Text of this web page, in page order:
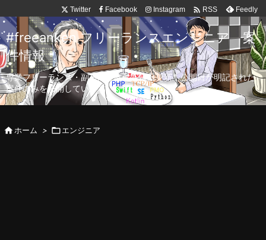
Twitter Facebook Instagram  RSS Feedly
#freeanken フリーランスエンジニア 案
件情報
専業フリーランス・副業向け案件を毎日更新！公開日が明記された
案件のみを公開しています。
ホーム > エンジニア